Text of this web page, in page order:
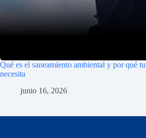
Qué es el saneamiento ambiental y por qué
necesita
junio 16, 2026